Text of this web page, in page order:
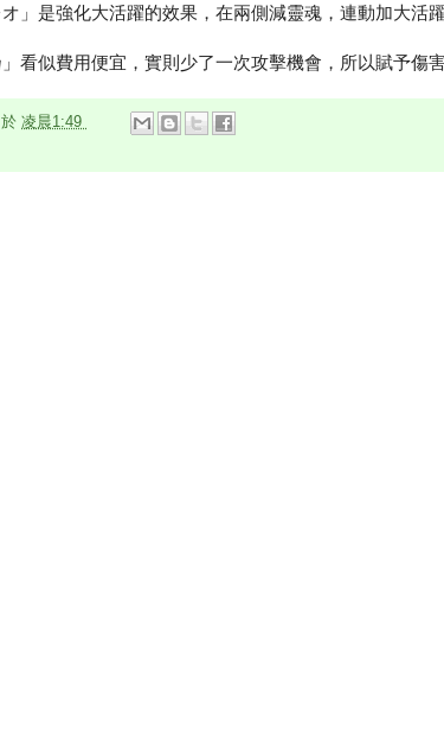
オ」是強化大活躍的效果，在兩側減靈魂，連動加大活
」看似費用便宜，實則少了一次攻擊機會，所以賦予傷
於 凌晨1:49